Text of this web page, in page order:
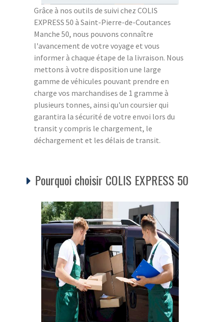
Grâce à nos outils de suivi chez COLIS
EXPRESS 50 à Saint-Pierre-de-Coutances
Manche 50, nous pouvons connaître
l'avancement de votre voyage et vous
informer à chaque étape de la livraison. Nous
mettons à votre disposition une large
gamme de véhicules pouvant prendre en
charge vos marchandises de 1 gramme à
plusieurs tonnes, ainsi qu'un coursier qui
garantira la sécurité de votre envoi lors du
transit y compris le chargement, le
déchargement et les délais de transit.
Pourquoi choisir COLIS EXPRESS 50